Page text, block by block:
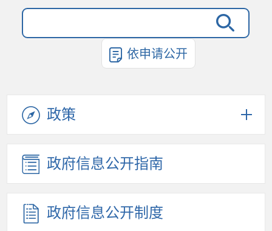
依申请公开
政策
政府信息公开指南
政府信息公开制度